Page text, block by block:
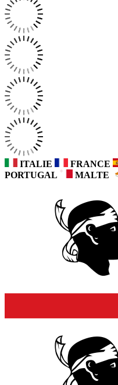
ITALIE FRANCE
PORTUGAL
MALTE